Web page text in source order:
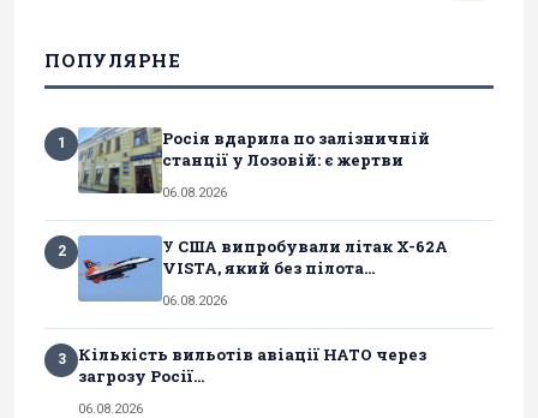
ПОПУЛЯРНЕ
1
Росія вдарила по залізничній
станції у Лозовій: є жертви
06.08.2026
2
У США випробували літак X-62A
VISTA, який без пілота...
06.08.2026
3
Кількість вильотів авіації НАТО через
загрозу Росії...
06.08.2026